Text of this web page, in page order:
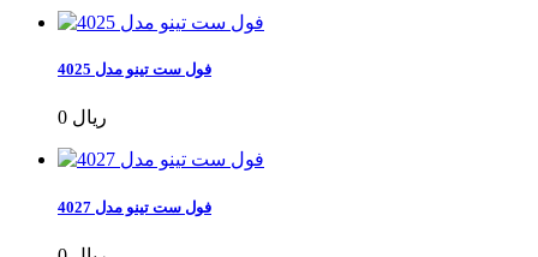
فول ست تینو مدل 4025
0 ریال
فول ست تینو مدل 4027